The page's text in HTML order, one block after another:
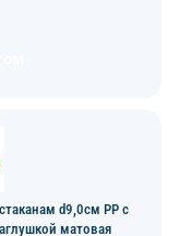
d9,0см PP с
матовая